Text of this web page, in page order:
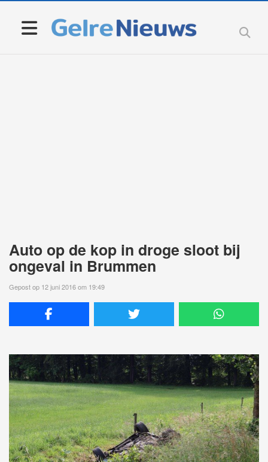
Auto op de kop in droge sloot bij
ongeval in Brummen
Gepost op 12 juni 2016 om 19:49